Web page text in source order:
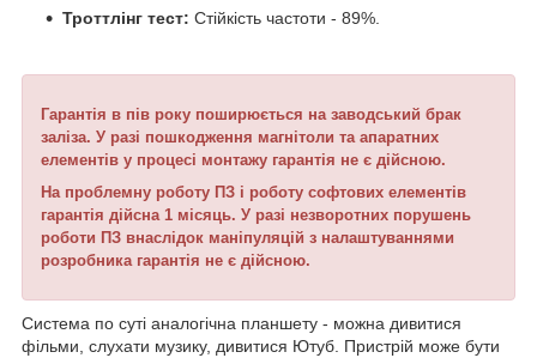
Троттлінг тест: Стійкість частоти - 89%.
Гарантія в пів року поширюється на заводський брак
заліза. У разі пошкодження магнітоли та апаратних
елементів у процесі монтажу гарантія не є дійсною.
На проблемну роботу ПЗ і роботу софтових елементів
гарантія дійсна 1 місяць. У разі незворотних порушень
роботи ПЗ внаслідок маніпуляцій з налаштуваннями
розробника гарантія не є дійсною.
Система по суті аналогічна планшету - можна дивитися
фільми, слухати музику, дивитися Ютуб. Пристрій може бути